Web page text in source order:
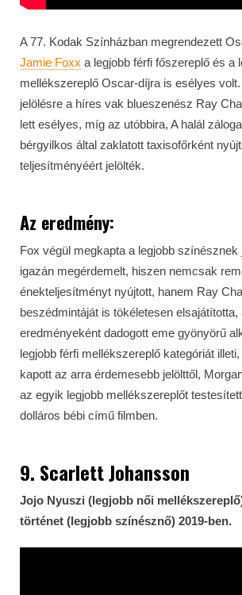
A 77. Kodak Színházban megrendezett
Jamie Foxx a legjobb férfi főszereplő és a
mellékszereplő Oscar-díjra is esélyes
jelölésre a híres vak blueszenész Ray
lett esélyes, míg az utóbbira, A halál
bérgyilkos által zaklatott taxisofőrként
teljesítményéért jelölték.
Az eredmény:
Fox végül megkapta a legjobb színésznek
igazán megérdemelt, hiszen nemcsak
énekteljesítményt nyújtott, hanem Ray
beszédmintáját is tökéletesen elsajátította,
eredményeként dadogott eme gyönyörű
legjobb férfi mellékszereplő kategóriát
kapott az arra érdemesebb jelölttől,
az egyik legjobb mellékszereplőt
dolláros bébi című filmben.
9. Scarlett Johansson
Jojo Nyuszi (legjobb női
történet (legjobb színésznő) 2019-ben.